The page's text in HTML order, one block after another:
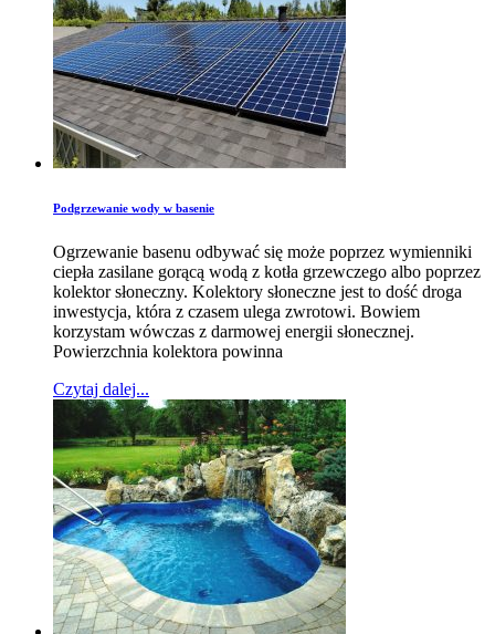
Podgrzewanie wody w basenie
Ogrzewanie basenu odbywać się może poprzez wymienniki
ciepła zasilane gorącą wodą z kotła grzewczego albo poprzez
kolektor słoneczny. Kolektory słoneczne jest to dość droga
inwestycja, która z czasem ulega zwrotowi. Bowiem
korzystam wówczas z darmowej energii słonecznej.
Powierzchnia kolektora powinna
Czytaj dalej...